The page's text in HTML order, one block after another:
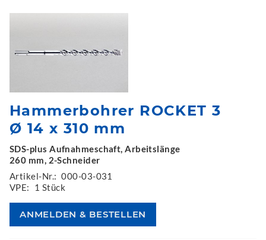
Hammerbohrer ROCKET 3
Ø 14 x 310 mm
SDS-plus Aufnahmeschaft, Arbeitslänge
260 mm, 2-Schneider
Artikel-Nr.: 000-03-031
VPE:
1 Stück